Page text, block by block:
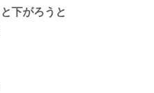
下がろうと